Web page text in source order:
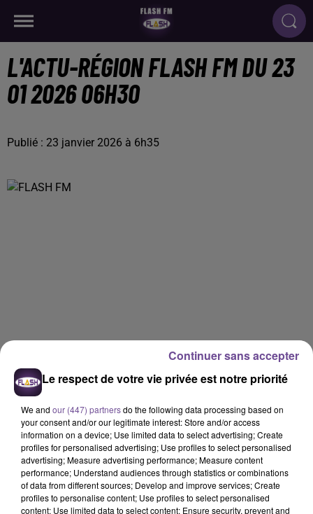
L'ACTU-RÉGION FLASH FM DU 23
01 2026 06H30
Publié : 23 janvier 2026 à 6h35
Le respect de votre vie privée est notre priorité
We and our (447) partnersdo the following data processing based on
your consent and/or our legitimate interest: Store and/or access
information on a device; Use limited data to select advertising; Create
profiles for personalised advertising; Use profiles to select personalised
advertising; Measure advertising performance; Measure content
performance; Understand audiences through statistics or combinations
of data from different sources; Develop and improve services; Create
profiles to personalise content; Use profiles to select personalised
content; Use limited data to select content; Ensure security, prevent and
Continuer sans accepter